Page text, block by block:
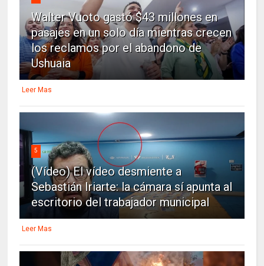
Walter Vuoto gastó $43 millones en
pasajes en un solo día mientras crecen
los reclamos por el abandono de
Ushuaia
Leer Mas
5
(Vídeo) El vídeo desmiente a
Sebastián Iriarte: la cámara sí apunta al
escritorio del trabajador municipal
Leer Mas